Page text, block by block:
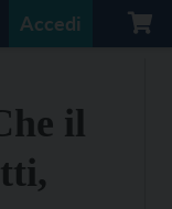
Accedi
il